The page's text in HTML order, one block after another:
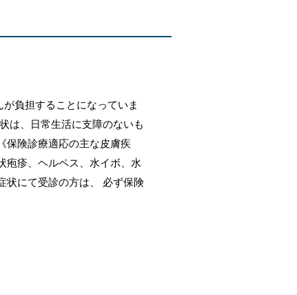
負担することになっていま
は、日常生活に支障のないも
保険診療適応の主な皮膚疾
疱疹、ヘルペス、水イボ、水
状にて受診の方は、 必ず保険